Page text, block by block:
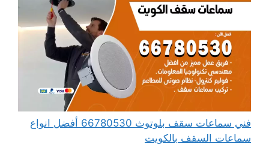
فني سماعات سقف بلوتوث 66780530 أفضل انواع
سماعات السقف بالكويت